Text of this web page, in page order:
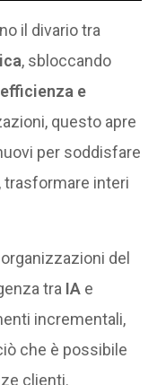
il divario tra
, sbloccando
efficienza e
questo apre
per soddisfare
trasformare interi
del
tra IA e
incrementali,
che è possibile
clienti.